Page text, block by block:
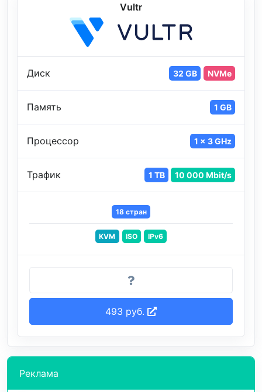
Vultr
Диск 32 GB NVMe
Память 1 GB
Процессор 1 x 3 GHz
Трафик 1 TB 10 000 Mbit/s
18 стран
KVM ISO IPv6
493 руб.
Реклама